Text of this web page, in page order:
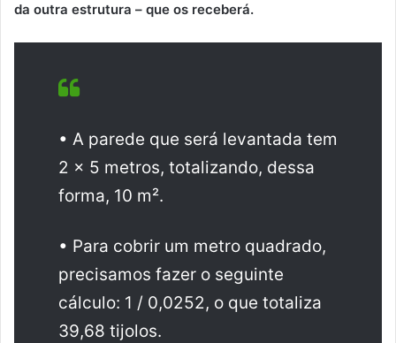
da outra estrutura – que os receberá.
• A parede que será levantada tem
2 x 5 metros, totalizando, dessa
forma, 10 m².
• Para cobrir um metro quadrado,
precisamos fazer o seguinte
cálculo: 1 / 0,0252, o que totaliza
39,68 tijolos.